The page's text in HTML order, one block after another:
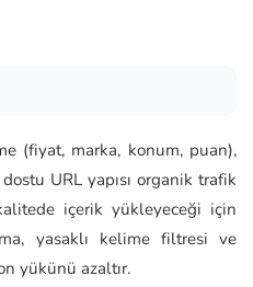
(fiyat, marka, konum, puan),
URL yapısı organik trafik
içerik yükleyeceği için
yasaklı kelime filtresi ve
yükünü azaltır.